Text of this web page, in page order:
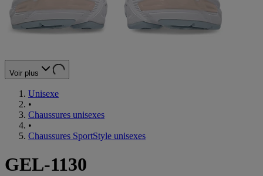
Voir plus
Unisexe
•
Chaussures unisexes
•
Chaussures SportStyle unisexes
GEL-1130